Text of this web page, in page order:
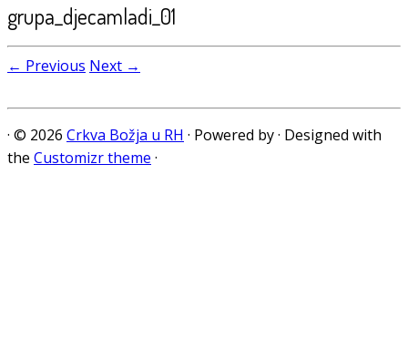
grupa_djecamladi_01
← Previous Next →
· © 2026 Crkva Božja u RH · Powered by· Designed with
the Customizr theme ·